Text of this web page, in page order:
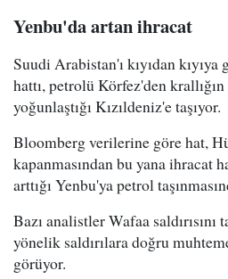
Yenbu'da artan ihracat
Suudi Arabistan'ı kıyıdan
hattı, petrolü Körfez'den
yoğunlaştığı Kızıldeniz'e taşıyor.
Bloomberg verilerine göre hat,
kapanmasından bu yana ihracat
arttığı Yenbu'ya petrol
Bazı analistler Wafaa
yönelik saldırılara doğru
görüyor.